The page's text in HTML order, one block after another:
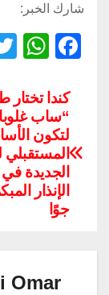
شارك الخبر:
F
c
e
b
o
o
k
W
at
s
A
p
p
كندا تختار
“ساب
لتكون
المستقبلي
الجديدة
الإنذار
جوًا
Omar